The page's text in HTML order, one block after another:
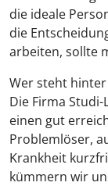
die ideale
die
arbeiten, sollte
Wer steht
Die Firma
einen gut
Problemlöser,
Krankheit
kümmern wir